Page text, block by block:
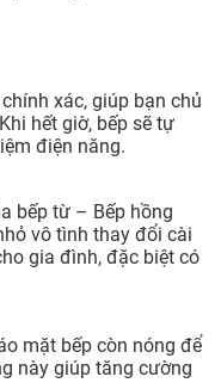
xác, giúp bạn chủ
hết giờ, bếp sẽ tự
điện năng.
bếp từ – Bếp hồng
vô tình thay đổi cài
gia đình, đặc biệt có
mặt bếp còn nóng để
này giúp tăng cường